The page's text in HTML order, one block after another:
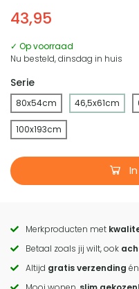
43,95
✓ Op voorraad
Nu besteld, dinsdag in huis
Serie
80x54cm 46,5x61cm
100x193cm
Call
to
actions
Merkproducten met
Betaal zoals jij wilt, ook
Altijd gratis verzending én